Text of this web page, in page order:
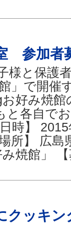
参加者
様と保護
」で開催
好み焼館
と各自で
時】
所】 広島
焼館」
クッキン